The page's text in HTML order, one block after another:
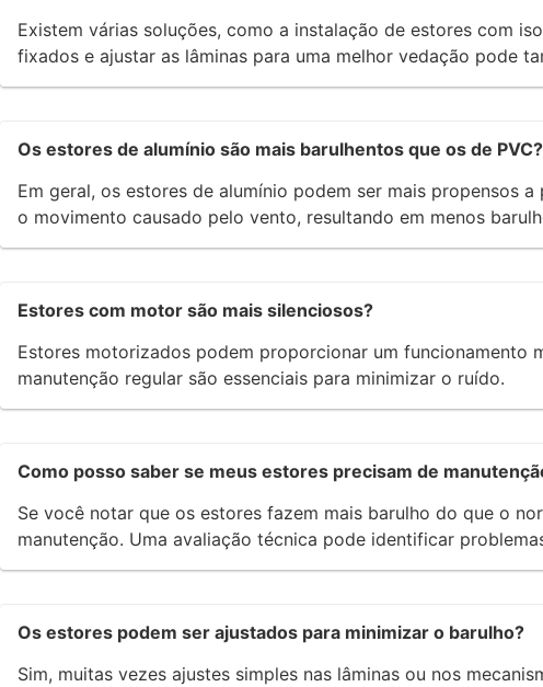
Existem várias soluções, como a instalação de estores com
fixados e ajustar as lâminas para uma melhor vedação pode
Os estores de alumínio são mais barulhentos que os de PVC?
Em geral, os estores de alumínio podem ser mais propensos
o movimento causado pelo vento, resultando em menos
Estores com motor são mais silenciosos?
Estores motorizados podem proporcionar um funcionamento
manutenção regular são essenciais para minimizar o ruído.
Como posso saber se meus estores precisam de
Se você notar que os estores fazem mais barulho do que o
manutenção. Uma avaliação técnica pode identificar
Os estores podem ser ajustados para minimizar o barulho?
Sim, muitas vezes ajustes simples nas lâminas ou nos